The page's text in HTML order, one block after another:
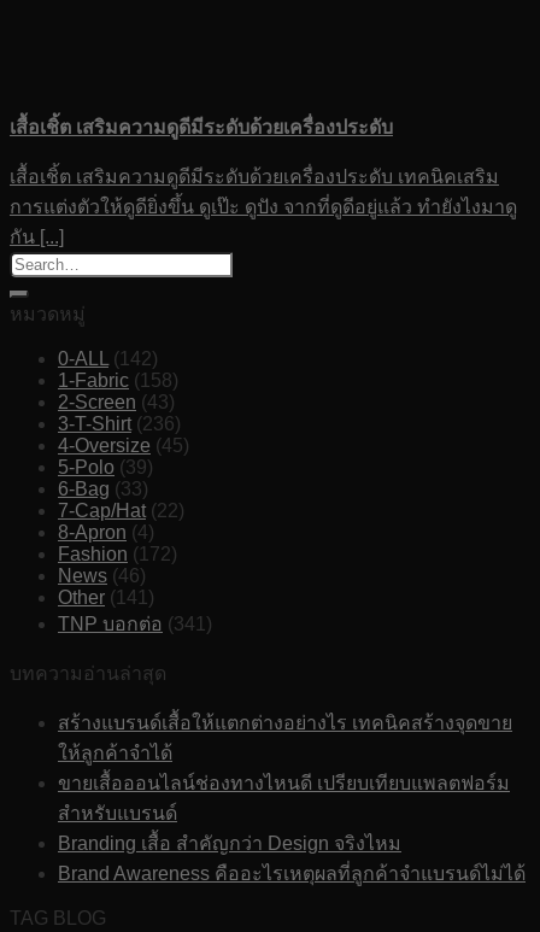
เสื้อเชิ้ต เสริมความดูดีมีระดับด้วยเครื่องประดับ
เสื้อเชิ้ต เสริมความดูดีมีระดับด้วยเครื่องประดับ เทคนิคเสริม
การแต่งตัวให้ดูดียิ่งขึ้น ดูเป๊ะ ดูปัง จากที่ดูดีอยู่แล้ว ทำยังไงมาดู
กัน [...]
หมวดหมู่
0-ALL(142)
1-Fabric (158)
2-Screen (43)
3-T-Shirt(236)
4-Oversize (45)
5-Polo (39)
6-Bag (33)
7-Cap/Hat(22)
8-Apron (4)
Fashion (172)
News (46)
Other (141)
TNP บอกต่อ (341)
บทความอ่านล่าสุด
สร้างแบรนด์เสื้อให้แตกต่างอย่างไร เทคนิคสร้างจุดขาย
ให้ลูกค้าจำได้
ขายเสื้อออนไลน์ช่องทางไหนดี เปรียบเทียบแพลตฟอร์ม
สำหรับแบรนด์
Branding เสื้อ สำคัญกว่า Design จริงไหม
Brand Awareness คืออะไรเหตุผลที่ลูกค้าจำแบรนด์ไม่ได้
TAG BLOG